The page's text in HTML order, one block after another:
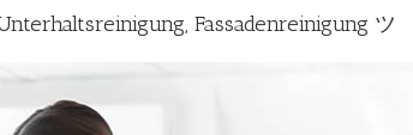
Fassadenreinigung ツ